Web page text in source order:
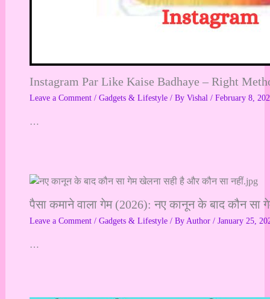
Instagram Par Like Kaise Badhaye – Right
Leave a Comment / Gadgets & Lifestyle/ By Vishal / February 8,
…
पैसा कमाने वाला गेम (2026): नए कानून के बाद कौन सा
Leave a Comment / Gadgets & Lifestyle/ By Author / January 25,
…